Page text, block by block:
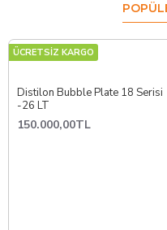
ÜCRETSİZ KARGO
Distilon Bubble Plate 18 Serisi
-26 LT
150.000,00TL